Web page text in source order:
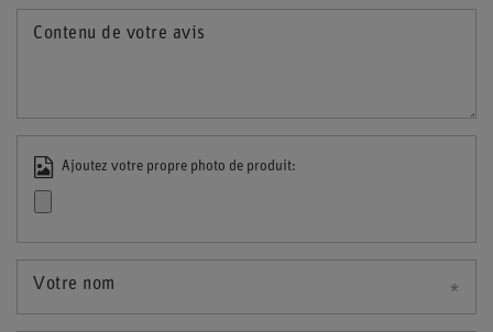
Contenu de votre avis
Ajoutez votre propre photo de produit:
Votre nom